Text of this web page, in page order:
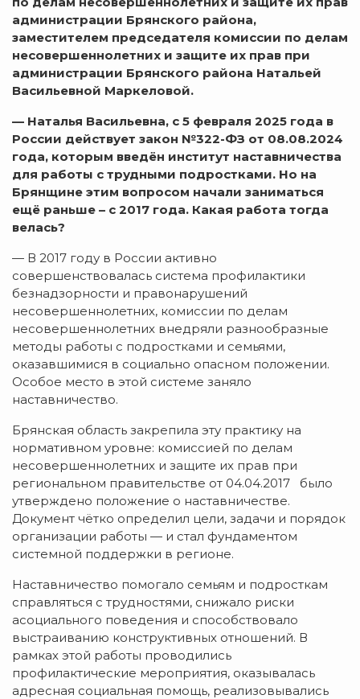
администрации Брянского района,
заместителем председателя комиссии по делам
несовершеннолетних и защите их прав при
администрации Брянского района Натальей
Васильевной Маркеловой.
— Наталья Васильевна, с 5 февраля 2025 года в
России действует закон №322-ФЗ от 08.08.2024
года, которым введён институт наставничества
для работы с трудными подростками. Но на
Брянщине этим вопросом начали заниматься
ещё раньше – с 2017 года. Какая работа тогда
велась?
— В 2017 году в России активно
совершенствовалась система профилактики
безнадзорности и правонарушений
несовершеннолетних, комиссии по делам
несовершеннолетних внедряли разнообразные
методы работы с подростками и семьями,
оказавшимися в социально опасном положении.
Особое место в этой системе заняло
наставничество.
Брянская область закрепила эту практику на
нормативном уровне: комиссией по делам
несовершеннолетних и защите их прав при
региональном правительстве от 04.04.2017 было
утверждено положение о наставничестве.
Документ чётко определил цели, задачи и порядок
организации работы — и стал фундаментом
системной поддержки в регионе.
Наставничество помогало семьям и подросткам
справляться с трудностями, снижало риски
асоциального поведения и способствовало
выстраиванию конструктивных отношений. В
рамках этой работы проводились
профилактические мероприятия, оказывалась
адресная социальная помощь, реализовывались